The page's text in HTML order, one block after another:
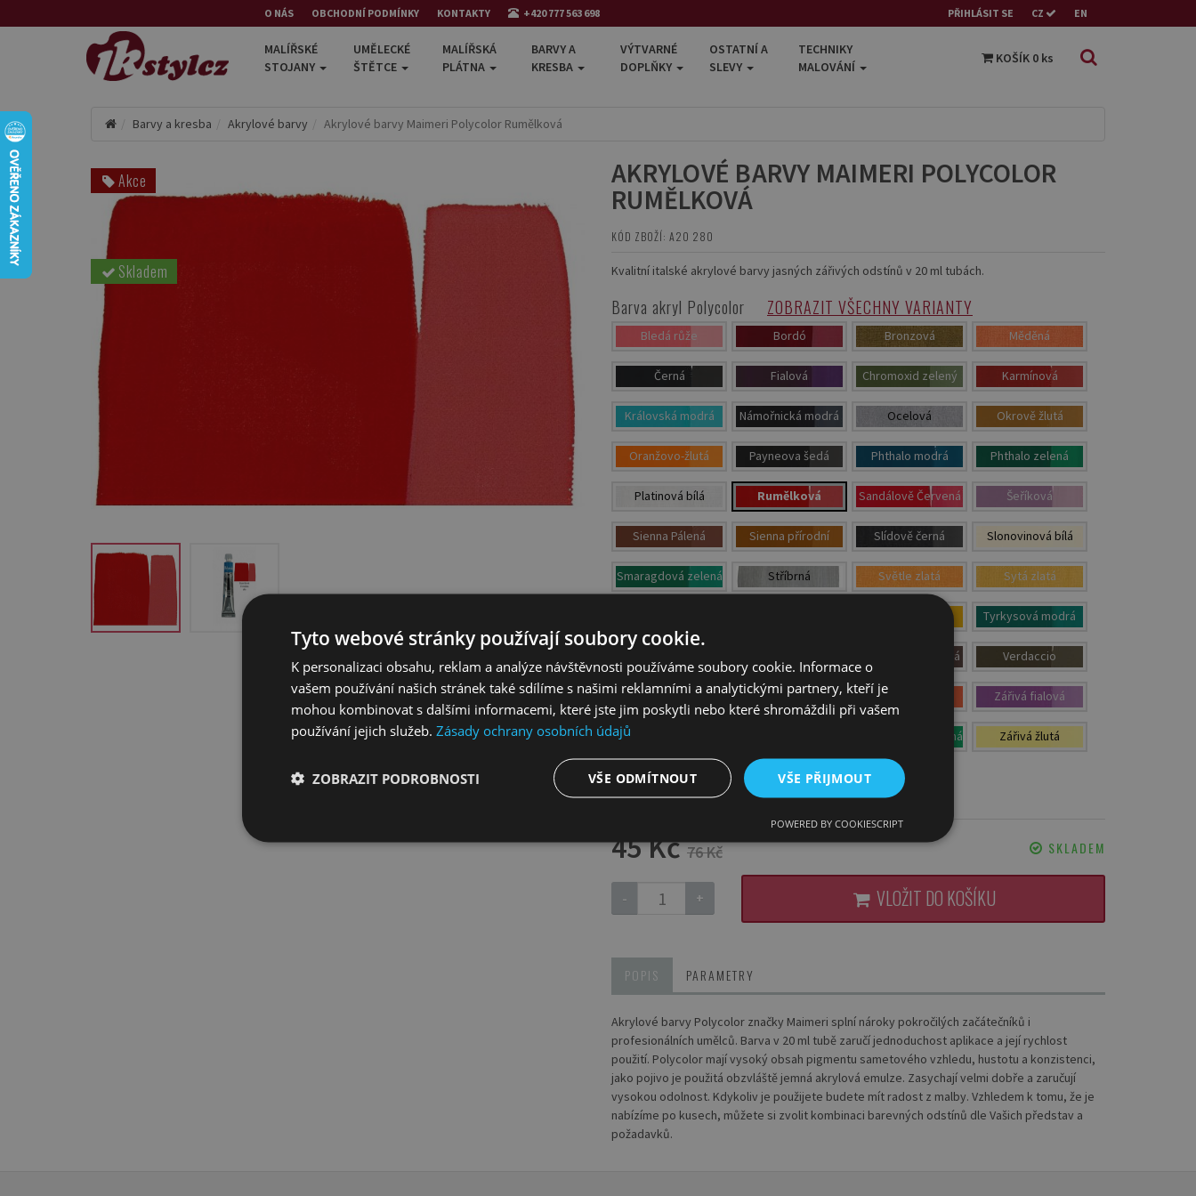
O NÁS OBCHODNÍ PODMÍNKY KONTAKTY +420 777 563 698 PŘIHLÁSIT SE CZ EN
MALÍŘSKÉ
STOJANY
UMĚLECKÉ
ŠTĚTCE
MALÍŘSKÁ
PLÁTNA
BARVY A
KRESBA
VÝTVARNÉ
DOPLŇKY
OSTATNÍ A
SLEVY
TECHNIKY
MALOVÁNÍ
KOŠÍK 0 ks
Barvy a kresba Akrylové barvy Akrylové barvy Maimeri Polycolor Rumělková
Skladem
Akce AKRYLOVÉ BARVY MAIMERI POLYCOLOR
RUMĚLKOVÁ
KÓD ZBOŽÍ: A20 280
Kvalitní italské akrylové barvy jasných zářivých odstínů v 20 ml tubách.
Barva akryl Polycolor ZOBRAZIT VŠECHNY VARIANTY
Bledá růže Bordó Bronzová Měděná
Černá Fialová Chromoxid zelený Karmínová
Královská modrá Námořnická modrá Ocelová Okrově žlutá
Oranžovo-žlutá Payneova šedá Phthalo modrá Phthalo zelená
Platinová bílá Rumělková Sandálově Červená Šeříková
Sienna Pálená Sienna přírodní Slídově černá Slonovinová bílá
Smaragdová zelená Stříbrná Světle zlatá Sytá zlatá
Tyrkysová modrá
modrá
Van Dycková hnědá Verdaccio
Základní modrá Základní žlutá Zářivá Červená Zářivá fialová
Zářivá oranžová Zářivá tmavě zelená Zářivá žlutá
Zelená míza Žlutavo zelená
45 Kč 76 Kč SKLADEM
- + VLOŽIT DO KOŠÍKU
POPIS PARAMETRY
Akrylové barvy Polycolor značky Maimeri splní nároky pokročilých začátečníků i
profesionálních umělců. Barva v 20 ml tubě zaručí jednoduchost aplikace a její rychlost
použití. Polycolor mají vysoký obsah pigmentu sametového vzhledu, hustotu a konzistenci,
jako pojivo je použitá obzvláště jemná akrylová emulze. Zasychají velmi dobře a zaručují
vysokou odolnost. Kdykoliv je použijete budete mít radost z malby. Vzhledem k tomu, že je
nabízíme po kusech, můžete si zvolit kombinaci barevných odstínů dle Vašich představ a
požadavků.
Tyto webové stránky používají soubory cookie.
K personalizaci obsahu, reklam a analýze návštěvnosti používáme soubory cookie. Informace o
vašem používání našich stránek také sdílíme s našimi reklamními a analytickými partnery, kteří je
mohou kombinovat s dalšími informacemi, které jste jim poskytli nebo které shromáždili při vašem
používání jejich služeb. Zásady ochrany osobních údajů
VŠE PŘIJMOUT
VŠE ODMÍTNOUT
ZOBRAZIT PODROBNOSTI
POWERED BY COOKIESCRIPT